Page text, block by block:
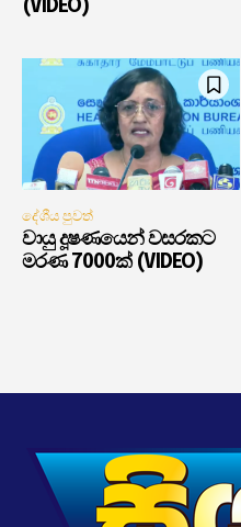
(VIDEO)
දේශීය පුවත්
වායු දූෂණයෙන් වසරකට
මරණ 7000ක් (VIDEO)